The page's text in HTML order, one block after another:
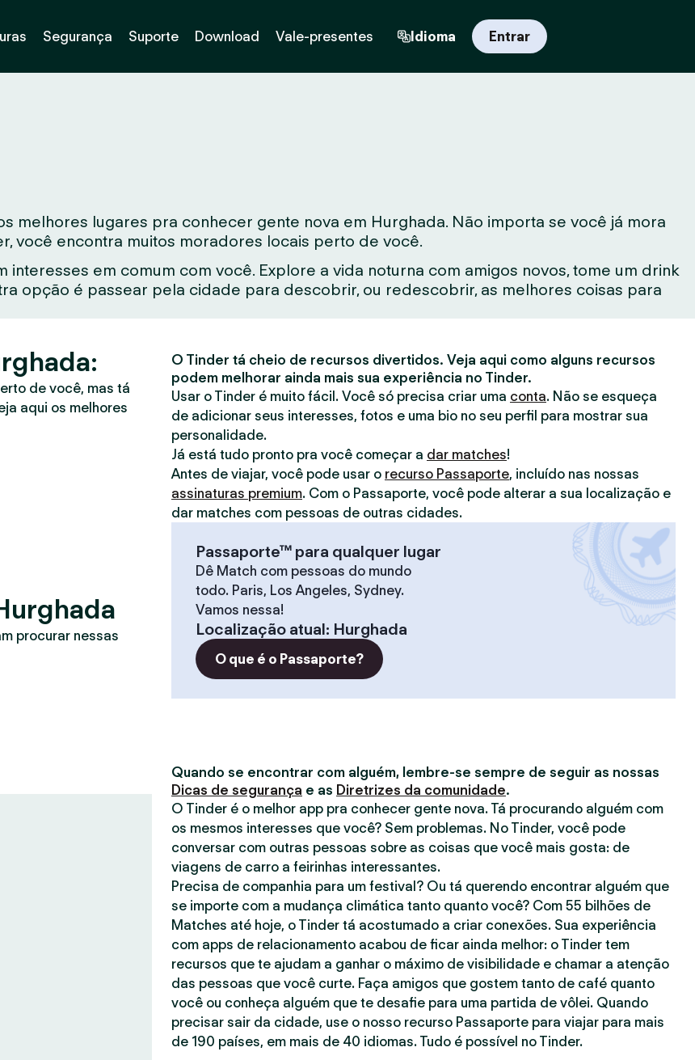
Segurança Suporte Download Vale-presentes Idioma Entrar
melhores lugares pra conhecer gente nova em Hurghada. Não importa se você já mora
você encontra muitos moradores locais perto de você.
em comum com você. Explore a vida noturna com amigos novos, tome um drink
opção é passear pela cidade para descobrir, ou redescobrir, as melhores coisas para
de você, mas tá
aqui os melhores
procurar nessas
O Tinder tá cheio de recursos divertidos. Veja aqui como alguns recursos
podem melhorar ainda mais sua experiência no Tinder.
Usar o Tinder é muito fácil. Você só precisa criar uma conta. Não se esqueça
de adicionar seus interesses, fotos e uma bio no seu perfil para mostrar sua
personalidade.
Já está tudo pronto pra você começar a dar matches!
Antes de viajar, você pode usar o recurso Passaporte, incluído nas nossas
assinaturas premium. Com o Passaporte, você pode alterar a sua localização e
dar matches com pessoas de outras cidades.
Passaporte™ para qualquer lugar
Dê Match com pessoas do mundo
todo. Paris, Los Angeles, Sydney.
Vamos nessa!
Localização atual: Hurghada
O que é o Passaporte?
Quando se encontrar com alguém, lembre-se sempre de seguir as nossas
Dicas de segurança e as Diretrizes da comunidade.
O Tinder é o melhor app pra conhecer gente nova. Tá procurando alguém com
os mesmos interesses que você? Sem problemas. No Tinder, você pode
conversar com outras pessoas sobre as coisas que você mais gosta: de
viagens de carro a feirinhas interessantes.
Precisa de companhia para um festival? Ou tá querendo encontrar alguém que
se importe com a mudança climática tanto quanto você? Com 55 bilhões de
Matches até hoje, o Tinder tá acostumado a criar conexões. Sua experiência
com apps de relacionamento acabou de ficar ainda melhor: o Tinder tem
recursos que te ajudam a ganhar o máximo de visibilidade e chamar a atenção
das pessoas que você curte. Faça amigos que gostem tanto de café quanto
você ou conheça alguém que te desafie para uma partida de vôlei. Quando
precisar sair da cidade, use o nosso recurso Passaporte para viajar para mais
de 190 países, em mais de 40 idiomas. Tudo é possível no Tinder.